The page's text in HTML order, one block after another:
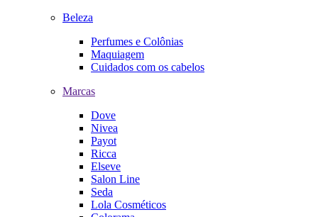
Beleza
Perfumes e Colônias
Maquiagem
Cuidados com os cabelos
Marcas
Dove
Nivea
Payot
Ricca
Elseve
Salon Line
Seda
Lola Cosméticos